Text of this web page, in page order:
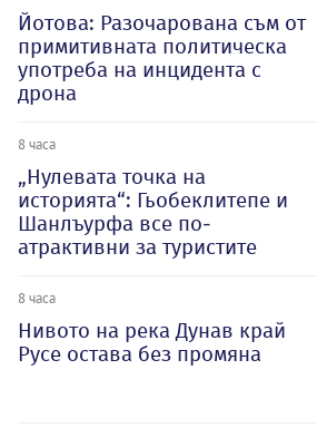
Йотова: Разочарована съм от
примитивната политическа
употреба на инцидента с
дрона
8 часа
„Нулевата точка на
историята“: Гьобеклитепе и
Шанлъурфа все по-
атрактивни за туристите
8 часа
Нивото на река Дунав край
Русе остава без промяна